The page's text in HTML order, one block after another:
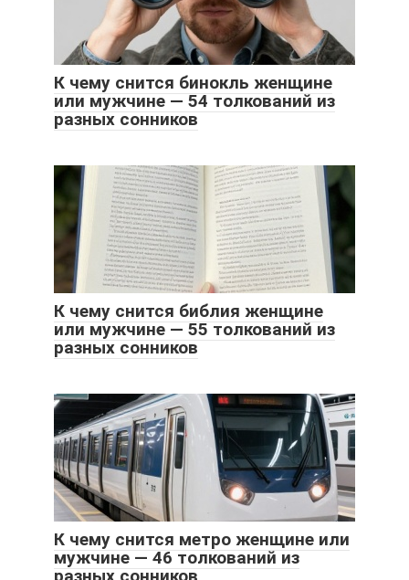
К чему снится бинокль женщине
или мужчине — 54 толкований из
разных сонников
К чему снится библия женщине
или мужчине — 55 толкований из
разных сонников
К чему снится метро женщине или
мужчине — 46 толкований из